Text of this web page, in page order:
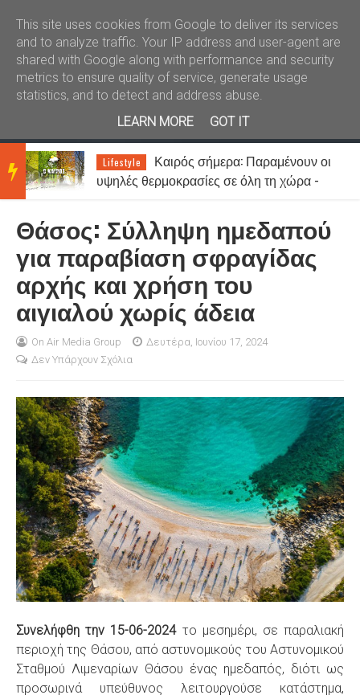
Καλώς ήλθατε Kral News
BRE
AKIN
NEW
Lifestyle
Καιρός σήμερα: Παραμένουν οι
υψηλές θερμοκρασίες σε όλη τη χώρα -
Θάσος: Σύλληψη ημεδαπού
για παραβίαση σφραγίδας
αρχής και χρήση του
αιγιαλού χωρίς άδεια
On Air Media Group
Δευτέρα, Ιουνίου 17, 2024
Δεν Υπάρχουν Σχόλια
Συνελήφθη την 15-06-2024το μεσημέρι, σε παραλιακή
περιοχή της Θάσου, από αστυνομικούς του Αστυνομικού
Σταθμού Λιμεναρίων Θάσου ένας ημεδαπός, διότι ως
προσωρινά υπεύθυνος λειτουργούσε κατάστημα,
This site uses cookies from Google to deliver its services
and to analyze traffic. Your IP address and user-agent are
shared with Google along with performance and security
metrics to ensure quality of service, generate usage
statistics, and to detect and address abuse.
LEARN MORE
GOT IT